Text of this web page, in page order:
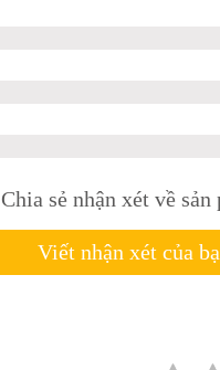
Chia sẻ nhận xét về sản
Viết nhận xét của